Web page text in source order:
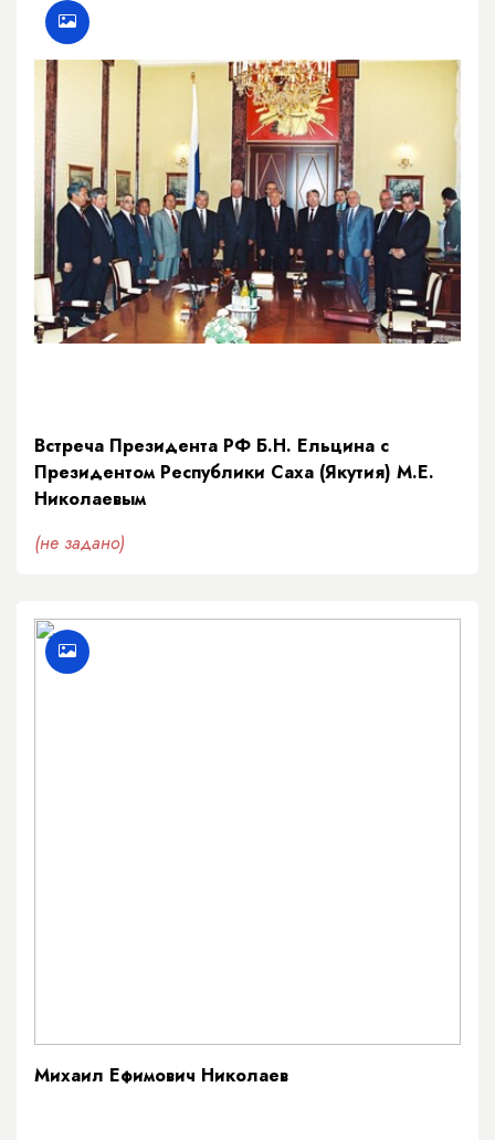
Встреча Президента РФ Б.Н. Ельцина с
Президентом Республики Саха (Якутия) М.Е.
Николаевым
(не задано)
Михаил Ефимович Николаев